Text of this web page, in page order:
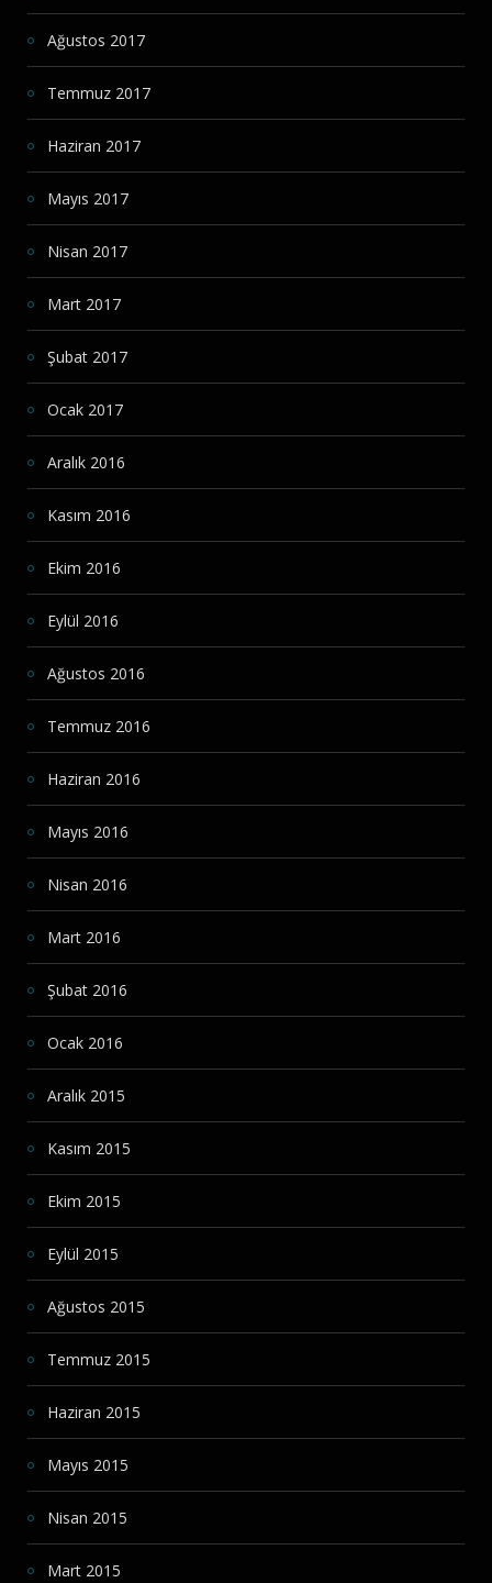
Ağustos 2017
Temmuz 2017
Haziran 2017
Mayıs 2017
Nisan 2017
Mart 2017
Şubat 2017
Ocak 2017
Aralık 2016
Kasım 2016
Ekim 2016
Eylül 2016
Ağustos 2016
Temmuz 2016
Haziran 2016
Mayıs 2016
Nisan 2016
Mart 2016
Şubat 2016
Ocak 2016
Aralık 2015
Kasım 2015
Ekim 2015
Eylül 2015
Ağustos 2015
Temmuz 2015
Haziran 2015
Mayıs 2015
Nisan 2015
Mart 2015